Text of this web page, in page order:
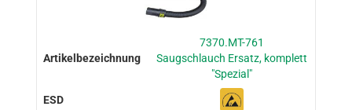
7370.MT-761
Saugschlauch Ersatz, komplett
"Spezial"